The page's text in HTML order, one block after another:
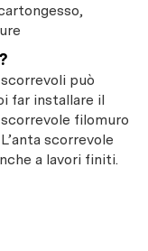
può
far installare il
filomuro
L’anta scorrevole
a lavori finiti.